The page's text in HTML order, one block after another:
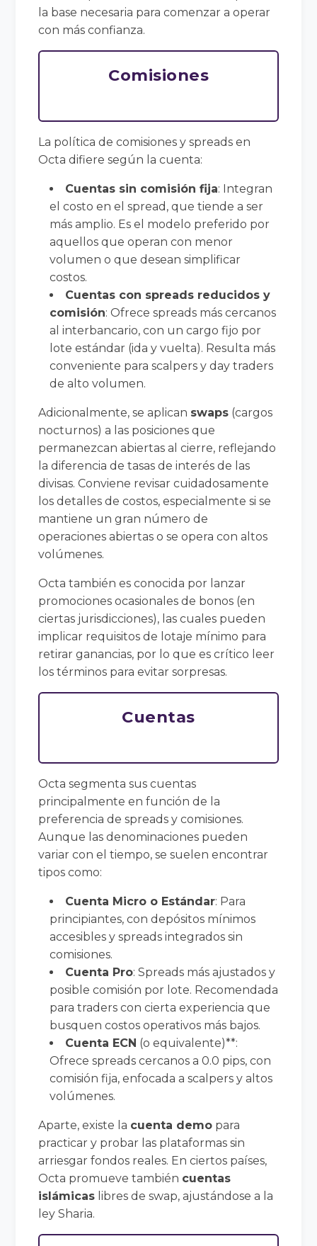
la base necesaria para comenzar a operar
con más confianza.
Comisiones
La política de comisiones y spreads en
Octa difiere según la cuenta:
Cuentas sin comisión fija: Integran
el costo en el spread, que tiende a ser
más amplio. Es el modelo preferido por
aquellos que operan con menor
volumen o que desean simplificar
costos.
Cuentas con spreads reducidos y
comisión: Ofrece spreads más cercanos
al interbancario, con un cargo fijo por
lote estándar (ida y vuelta). Resulta más
conveniente para scalpers y day traders
de alto volumen.
Adicionalmente, se aplican swaps (cargos
nocturnos) a las posiciones que
permanezcan abiertas al cierre, reflejando
la diferencia de tasas de interés de las
divisas. Conviene revisar cuidadosamente
los detalles de costos, especialmente si se
mantiene un gran número de
operaciones abiertas o se opera con altos
volúmenes.
Octa también es conocida por lanzar
promociones ocasionales de bonos (en
ciertas jurisdicciones), las cuales pueden
implicar requisitos de lotaje mínimo para
retirar ganancias, por lo que es crítico leer
los términos para evitar sorpresas.
Cuentas
Octa segmenta sus cuentas
principalmente en función de la
preferencia de spreads y comisiones.
Aunque las denominaciones pueden
variar con el tiempo, se suelen encontrar
tipos como:
Cuenta Micro o Estándar: Para
principiantes, con depósitos mínimos
accesibles y spreads integrados sin
comisiones.
Cuenta Pro: Spreads más ajustados y
posible comisión por lote. Recomendada
para traders con cierta experiencia que
busquen costos operativos más bajos.
Cuenta ECN (o equivalente)**:
Ofrece spreads cercanos a 0.0 pips, con
comisión fija, enfocada a scalpers y altos
volúmenes.
Aparte, existe la cuenta demo para
practicar y probar las plataformas sin
arriesgar fondos reales. En ciertos países,
Octa promueve también cuentas
islámicas libres de swap, ajustándose a la
ley Sharia.